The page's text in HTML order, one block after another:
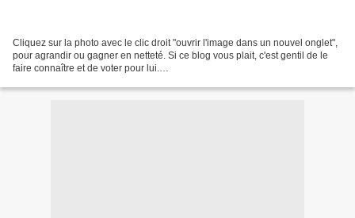
Cliquez sur la photo avec le clic droit "ouvrir l'image dans un nouvel onglet",
pour agrandir ou gagner en netteté. Si ce blog vous plait, c'est gentil de le
faire connaître et de voter pour lui.